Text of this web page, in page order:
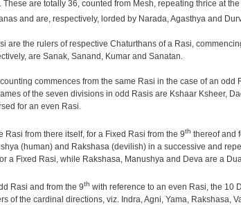
are totally 36, counted from Mesh, repeating thrice at
and are, respectively, lorded by Narada, Agasthya and
are the rulers of respective Chaturthans of a Rasi,
are Sanak, Sanand, Kumar and Sanatan.
commences from the same Rasi in the case of an odd
of the seven divisions in odd Rasis are Kshaar Ksheer,
for an even Rasi.
from there itself, for a Fixed Rasi from the 9th thereof and
(human) and Rakshasa (devilish) in a successive and
a Fixed Rasi, while Rakshasa, Manushya and Deva are a
Rasi and from the 9th with reference to an even Rasi, the 10
of the cardinal directions, viz. Indra, Agni, Yama, Rakshasa,